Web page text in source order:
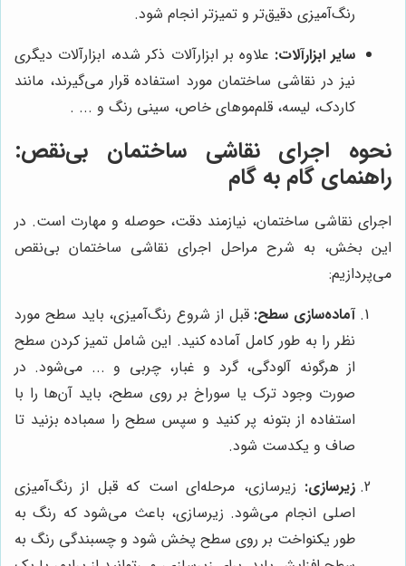
رنگ‌آمیزی دقیق‌تر و تمیزتر انجام شود.
سایر ابزارآلات: علاوه بر ابزارآلات ذکر شده، ابزارآلات دیگری
نیز در نقاشی ساختمان مورد استفاده قرار می‌گیرند، مانند
کاردک، لیسه، قلم‌موهای خاص، سینی رنگ و ... .
نحوه اجرای نقاشی ساختمان بی‌نقص:
راهنمای گام به گام
اجرای نقاشی ساختمان، نیازمند دقت، حوصله و مهارت است. در
این بخش، به شرح مراحل اجرای نقاشی ساختمان بی‌نقص
می‌پردازیم:
آماده‌سازی سطح: قبل از شروع رنگ‌آمیزی، باید سطح مورد
نظر را به طور کامل آماده کنید. این شامل تمیز کردن سطح
از هرگونه آلودگی، گرد و غبار، چربی و ... می‌شود. در
صورت وجود ترک یا سوراخ بر روی سطح، باید آن‌ها را با
استفاده از بتونه پر کنید و سپس سطح را سمباده بزنید تا
صاف و یکدست شود.
زیرسازی: زیرسازی، مرحله‌ای است که قبل از رنگ‌آمیزی
اصلی انجام می‌شود. زیرسازی، باعث می‌شود که رنگ به
طور یکنواخت بر روی سطح پخش شود و چسبندگی رنگ به